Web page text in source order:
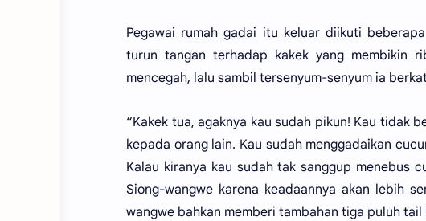
Pegawai rumah gadai itu keluar diikuti
turun tangan terhadap kakek yang membikin
mencegah, lalu sambil tersenyum-senyum ia
“Kakek tua, agaknya kau sudah pikun! Kau tidak
kepada orang lain. Kau sudah menggadaikan
Kalau kiranya kau sudah tak sanggup menebus
Siong-wangwe karena keadaannya akan lebih
wangwe bahkan memberi tambahan tiga puluh